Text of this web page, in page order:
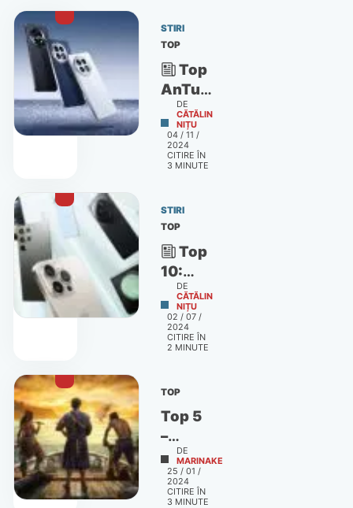
STIRI
TOP
Top
AnTuTu:
care
au fost
cele
mai
10
telefoane
în
octombrie
DE
CĂTĂLIN
NIȚU
04 / 11 /
2024
CITIRE ÎN
3 MINUTE
STIRI
TOP
Top
10:
care
au fost
cele
mai
telefoane
în
iunie
2024
DE
CĂTĂLIN
NIȚU
02 / 07 /
2024
CITIRE ÎN
2 MINUTE
TOP
Top 5
–
Jocuri
din
primele
DE
MARINAKE
25 / 01 /
2024
CITIRE ÎN
3 MINUTE